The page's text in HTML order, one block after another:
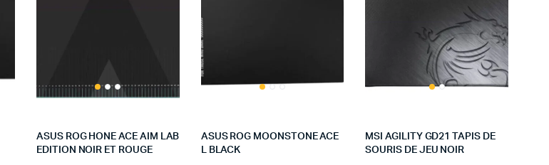
ASUS ROG HONE ACE AIM LAB
EDITION NOIR ET ROUGE
ASUS ROG MOONSTONE ACE
L BLACK
MSI AGILITY GD21 TAPIS DE
SOURIS DE JEU NOIR